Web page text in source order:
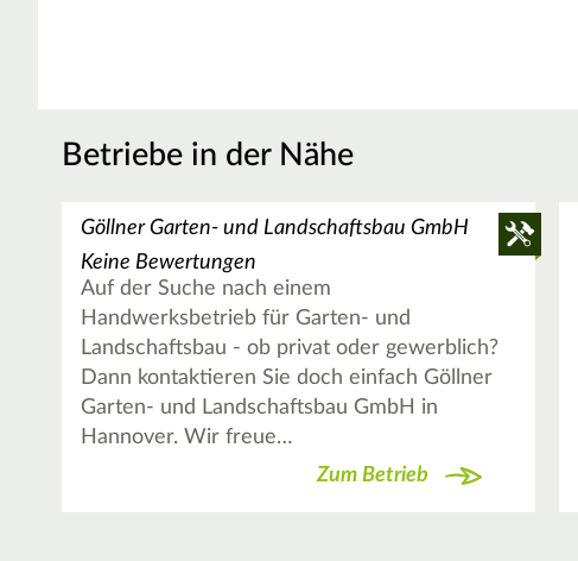
Betriebe in der Nähe
Göllner Garten- und Landschaftsbau GmbH
Keine Bewertungen
Auf der Suche nach einem
Handwerksbetrieb für Garten- und
Landschaftsbau - ob privat oder gewerblich?
Dann kontaktieren Sie doch einfach Göllner
Garten- und Landschaftsbau GmbH in
Hannover. Wir freue…
Zum Betrieb